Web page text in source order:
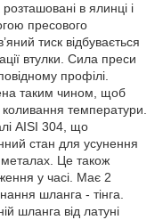
в ялинці і
пресового
тиск відбувається
втулки. Сила преси
профілі.
таким чином, щоб
коливання температури.
AISI 304, що
стан для усунення
металах. Це також
у часі. Має 2
шланга - тінга.
шланга від латуні